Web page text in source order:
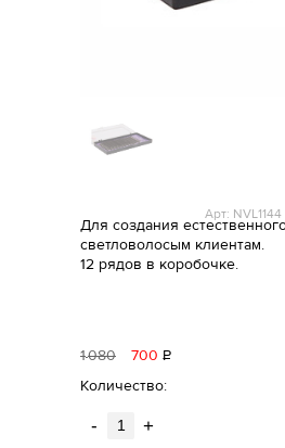
Арт: NVL1144
Для создания
светловолосым клиентам.
12 рядов в коробочке.
1080 700 Р
Количество:
- +